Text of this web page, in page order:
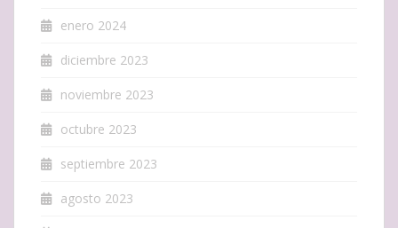
enero 2024
diciembre 2023
noviembre 2023
octubre 2023
septiembre 2023
agosto 2023